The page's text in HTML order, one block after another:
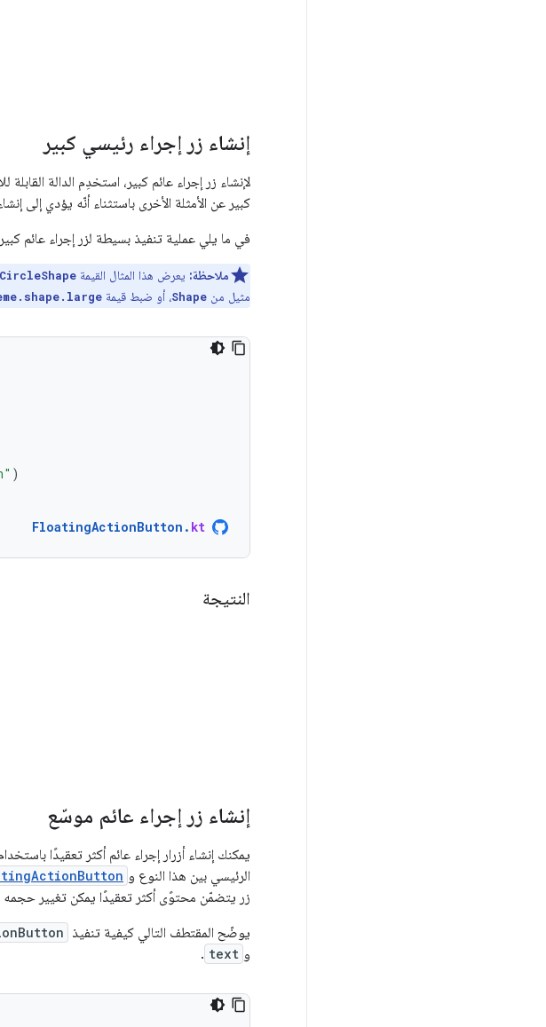
إنشاء زر إجراء رئيسي كبير
لإنشاء زر إجراء عائم كبير، استخدِم الدالة القابلة
كبير عن الأمثلة الأخرى باستثناء أنّه يؤدي إلى
في ما يلي عملية تنفيذ بسيطة لزر إجراء عائم
ملاحظة: يعرض هذا المثال القيمة CircleShape
مثيل من Shape، أو ضبط قيمة
)
FloatingActionButton . kt
النتيجة
إنشاء زر إجراء عائم موسّع
يمكنك إنشاء أزرار إجراء عائم أكثر تعقيدًا
الرئيسي بين هذا النوع و
زر يتضمّن محتوًى أكثر تعقيدًا يمكن تغيير
يوضّح المقتطف التالي كيفية تنفيذ
و text
.